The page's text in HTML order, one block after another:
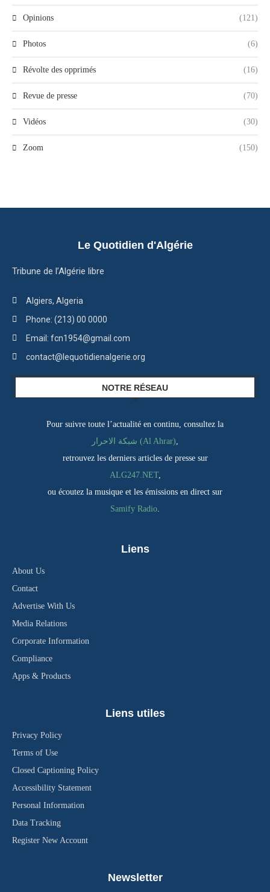
Opinions (121)
Photos (6)
Révolte des opprimés (16)
Revue de presse (70)
Vidéos (30)
Zoom (150)
Le Quotidien d'Algérie
Tribune de l’Algérie libre
Algiers, Algeria
Phone: (213) 00 0000
Email: fcn1954@gmail.com
contact@lequotidienalgerie.org
NOTRE RÉSEAU
Pour suivre toute l’actualité en continu, consultez la
شبكة الاحرار (Al Ahrar),
retrouvez les derniers articles de presse sur
ALG247.NET,
ou écoutez la musique et les émissions en direct sur
Samify Radio.
Liens
About Us
Contact
Advertise With Us
Media Relations
Corporate Information
Compliance
Apps & Products
Liens utiles
Privacy Policy
Terms of Use
Closed Captioning Policy
Accessibility Statement
Personal Information
Data Tracking
Register New Account
Newsletter